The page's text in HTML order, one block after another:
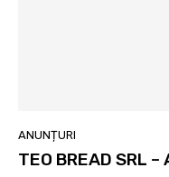
ANUNȚURI
TEO BREAD SRL